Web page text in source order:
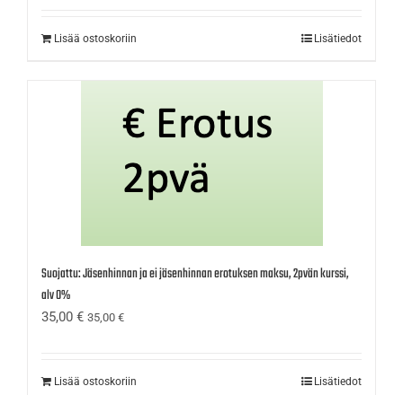
Lisää ostoskoriin Lisätiedot
Suojattu: Jäsenhinnan ja ei jäsenhinnan erotuksen maksu, 2pvän kurssi,
alv 0%
35,00 € 35,00 €
Lisää ostoskoriin Lisätiedot